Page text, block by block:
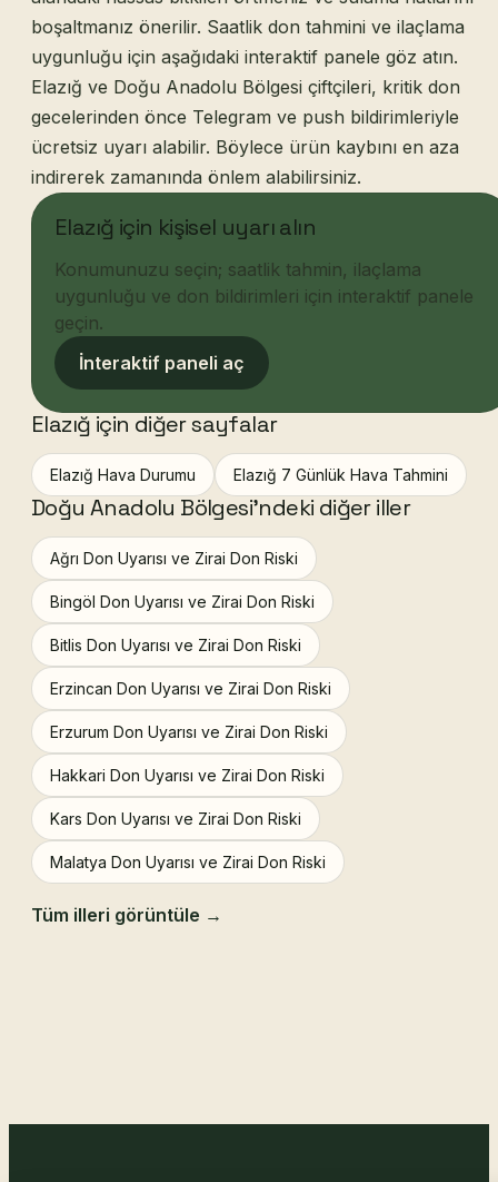
boşaltmanız önerilir. Saatlik don tahmini ve ilaçlama
uygunluğu için aşağıdaki interaktif panele göz atın.
Elazığ ve Doğu Anadolu Bölgesi çiftçileri, kritik don
gecelerinden önce Telegram ve push bildirimleriyle
ücretsiz uyarı alabilir. Böylece ürün kaybını en aza
indirerek zamanında önlem alabilirsiniz.
Elazığ için kişisel uyarı alın
Konumunuzu seçin; saatlik tahmin, ilaçlama
uygunluğu ve don bildirimleri için interaktif panele
geçin.
İnteraktif paneli aç
Elazığ için diğer sayfalar
Elazığ Hava Durumu Elazığ 7 Günlük Hava Tahmini
Doğu Anadolu Bölgesi'ndeki diğer iller
Ağrı Don Uyarısı ve Zirai Don Riski
Bingöl Don Uyarısı ve Zirai Don Riski
Bitlis Don Uyarısı ve Zirai Don Riski
Erzincan Don Uyarısı ve Zirai Don Riski
Erzurum Don Uyarısı ve Zirai Don Riski
Hakkari Don Uyarısı ve Zirai Don Riski
Kars Don Uyarısı ve Zirai Don Riski
Malatya Don Uyarısı ve Zirai Don Riski
Tüm illeri görüntüle →